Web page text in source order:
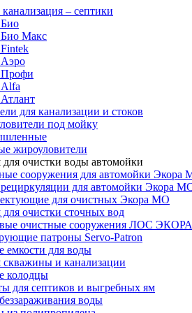
– септики
Макс
для канализации и стоков
под мойку
жироуловители
очистки воды автомойки
сооружения для автомойки Экора
для автомойки Экора
для очистных Экора МО
очистки сточных вод
очистные сооружения ЛОС ЭКОРА
патроны Servo-Patron
емкости для воды
скважины и канализации
колодцы
для септиков и выгребных ям
воды